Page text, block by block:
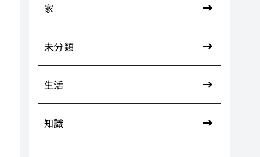
家
未分類
生活
知識